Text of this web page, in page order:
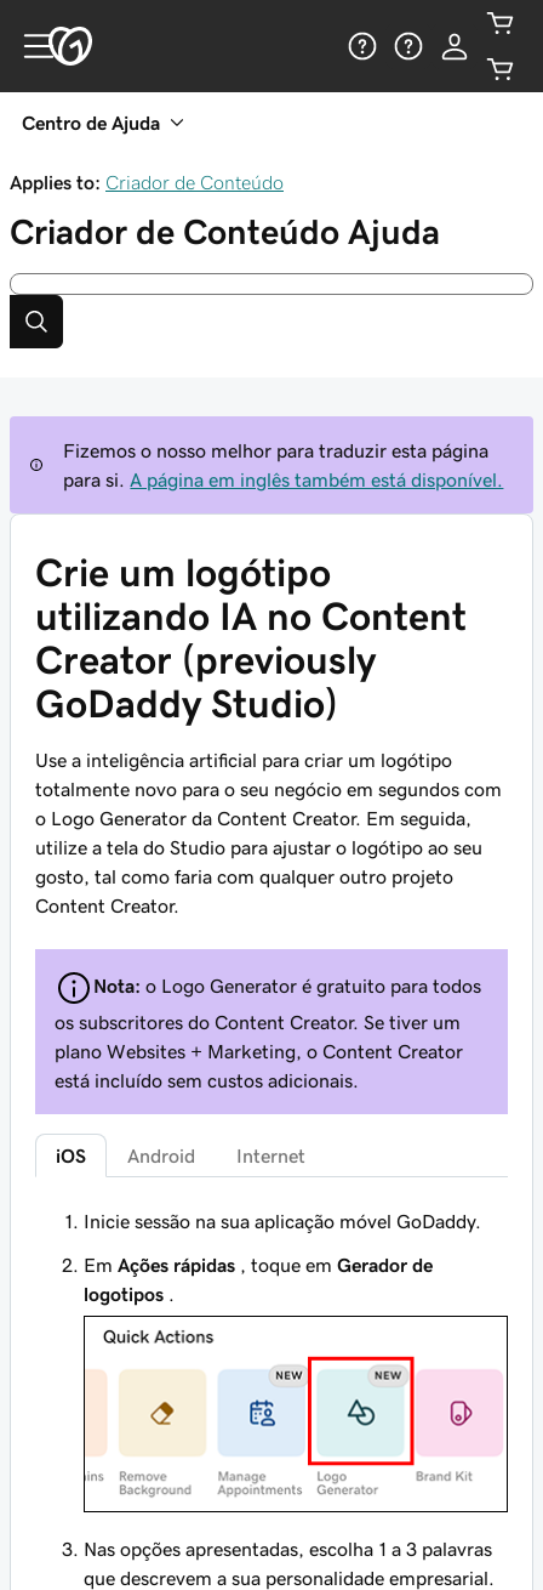
Centro de Ajuda
Applies to: Criador de Conteúdo
Criador de Conteúdo Ajuda
Fizemos o nosso melhor para traduzir esta página
para si.
A página em inglês também está disponível.
Crie um logótipo
utilizando IA no Content
Creator (previously
GoDaddy Studio)
Use a inteligência artificial para criar um logótipo
totalmente novo para o seu negócio em segundos com
o Logo Generator da Content Creator. Em seguida,
utilize a tela do Studio para ajustar o logótipo ao seu
gosto, tal como faria com qualquer outro projeto
Content Creator.
Nota: o Logo Generator é gratuito para todos
os subscritores do Content Creator. Se tiver um
plano Websites + Marketing, o Content Creator
está incluído sem custos adicionais.
iOS Android Internet
Inicie sessão na sua aplicação móvel GoDaddy.
Em Ações rápidas , toque em Gerador de
logotipos
Nas opções apresentadas, escolha 1 a 3 palavras
que descrevem a sua personalidade empresarial.